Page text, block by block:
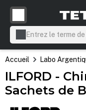
principal
Accueil Labo
ILFORD -
Sachets de